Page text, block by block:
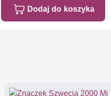
Dodaj do koszyka